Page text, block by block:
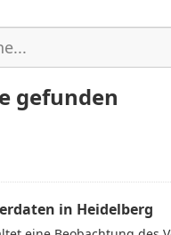
gefunden
in Heidelberg